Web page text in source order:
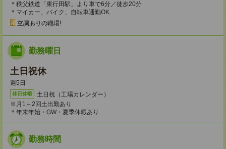
＊秩父鉄道「東行田駅」より車で6分／徒歩20分
＊マイカー、バイク、自転車通勤OK
空調ありの職場!
勤務曜日
土日祝休
週5日
休日休暇
土日祝（工場カレンダー）
※月1～2回土出勤あり
＊年末年始・GW・夏季休暇あり
勤務時間